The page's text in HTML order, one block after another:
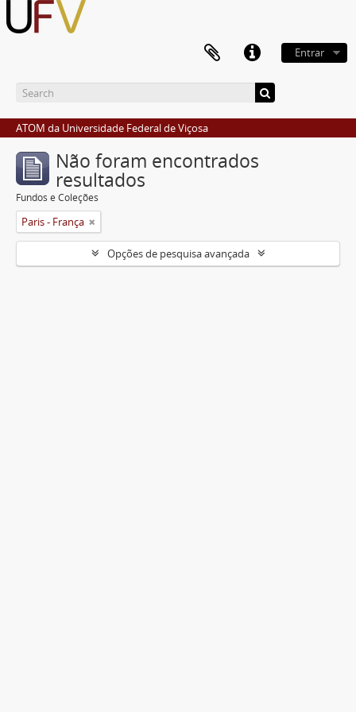
Entrar
ATOM da Universidade Federal de Viçosa
Não foram encontrados
resultados
Fundos e Coleções
Paris - França
Opções de pesquisa avançada